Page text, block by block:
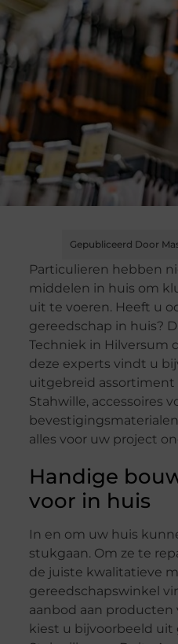
Gepubliceerd Door
Particulieren hebben
middelen in huis om
uit te voeren. Heeft u
gereedschap in huis?
Techniek in Hilversum
deze experts vindt u
uitgebreid assortiment
Stahwille, accessoires
alles voor uw project
Handige
voor in huis
In en om uw huis
stukgaan. Om ze te
de juiste kwalitatieve
gereedschapswinkel
aanbod aan producten
kiest u bijvoorbeeld uit